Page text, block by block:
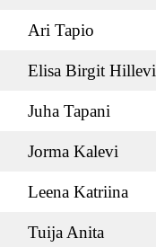
Ari Tapio
Elisa Birgit Hillevi
Juha Tapani
Jorma Kalevi
Leena Katriina
Tuija Anita